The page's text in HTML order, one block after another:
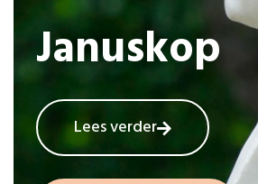
Januskop
Lees verder